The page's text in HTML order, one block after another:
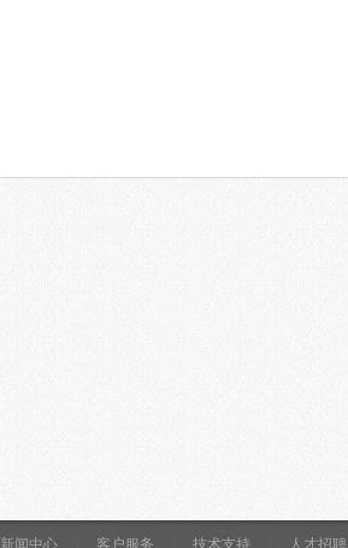
新闻中心 客户服务 技术支持 人才招聘